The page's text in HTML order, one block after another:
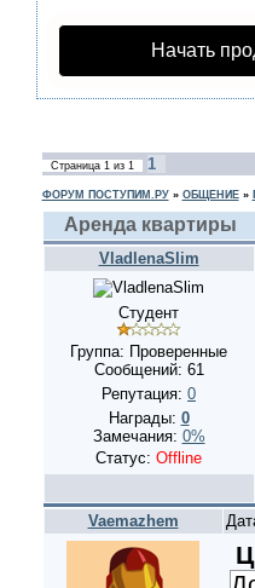
Начать
Страница 1из 1 1
ФОРУМ ПОСТУПИМ.РУ» ОБЩЕНИЕ»
Аренда квартиры
VladlenaSlim
Студент
Группа: Проверенные
Сообщений: 61
Репутация: 0
Награды: 0
Замечания: 0%
Статус: Offline
Vaemazhem